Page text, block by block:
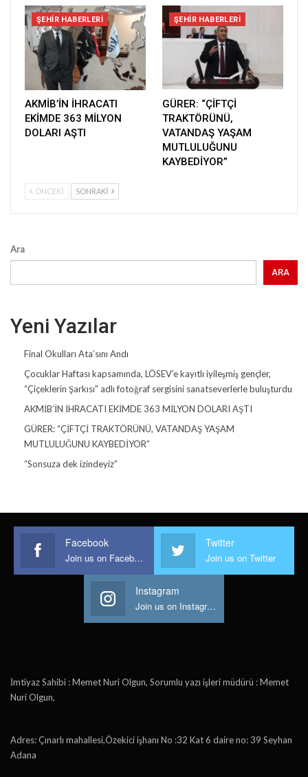
ŞEHIR HABERLERI
AKMİB’İN İHRACATI
EKİMDE 363 MİLYON
DOLARI AŞTI
ŞEHIR HABERLERI
GÜRER: “ÇİFTÇİ
TRAKTÖRÜNÜ,
VATANDAŞ YAŞAM
MUTLULUĞUNU
KAYBEDİYOR”
ÖNCEKI SONRAKI
Ara
ARA
Yeni Yazılar
Final Okulları Ata’sını Andı
Çocuklar Haftası kapsamında, LÖSEV’e kayıtlı iyileşmiş gençler,
“Çiçeklerin Şarkısı" adlı fotoğraf sergisini sanatseverlerle buluşturdu
AKMİB’İN İHRACATI EKİMDE 363 MİLYON DOLARI AŞTI
GÜRER: “ÇİFTÇİ TRAKTÖRÜNÜ, VATANDAŞ YAŞAM
MUTLULUĞUNU KAYBEDİYOR”
“Sonsuza dek izindeyiz”
Facebook
Join us on Facebook
Twitter
Join us on Twitter
Instagram
Join us on Instagram
İmtiyaz Sahibi : Memet Nuri Olgun, Sorumlu yazı işleri müdürü : Memet
Nuri Olgun,
Adres: Çınarlı mahallesi,Özekici işhanı No :32 Kat 6 daire no: 39 Seyhan
Adana